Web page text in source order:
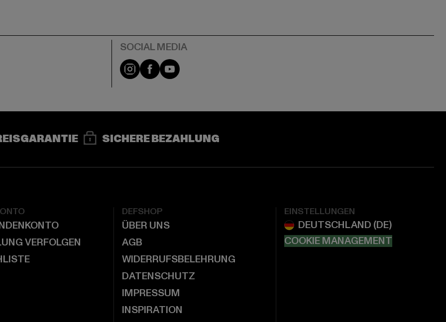
Instagram
FacebookYouTube
SICHERE BEZAHLUNG
VERFOLGEN
DEFSHOP
ÜBER UNS
AGB
WIDERRUFSBELEHRUNG
DATENSCHUTZ
IMPRESSUM
INSPIRATION
EINSTELLUNGEN
COOKIE MANAGEMENT